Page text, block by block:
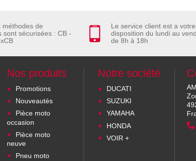
méthodes de
sont sécurisées : CB -
Le service client est a votre
disposition du lundi au
de 8h à 18h
Nos produits
Promotions
Nouveautés
Pièce moto
occasion
Pièce moto
neuve
Pneu moto
Notre société
DUCATI
SUZUKI
YAMAHA
HONDA
VOIR +